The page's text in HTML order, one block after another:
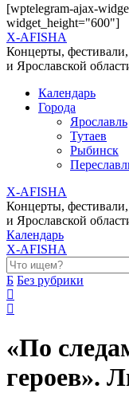
[wptelegram-ajax-
widget_height="600"]
X-AFISHA
Концерты,
и Ярославской
Календарь
Города
Ярославль
Тутаев
Рыбинск
X-AFISHA
Концерты,
и Ярославской
Календарь
X-AFISHA
Б Без рубрики
«По
героев».